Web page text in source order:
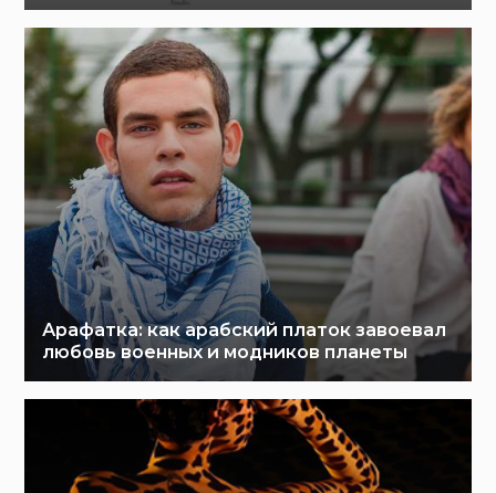
Арафатка: как арабский платок завоевал
любовь военных и модников планеты